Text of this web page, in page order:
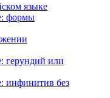
языке
формы
герундий или
инфинитив без